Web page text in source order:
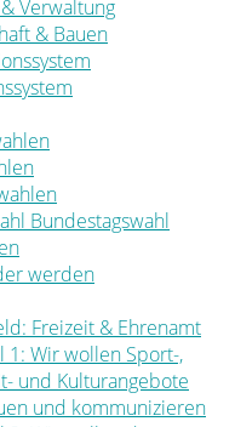
und Kultur
Senioren
Verwaltung
& Bauen
Bundestagswahl
werden
Freizeit & Ehrenamt
1: Wir wollen Sport-,
und Kulturangebote
und kommunizieren